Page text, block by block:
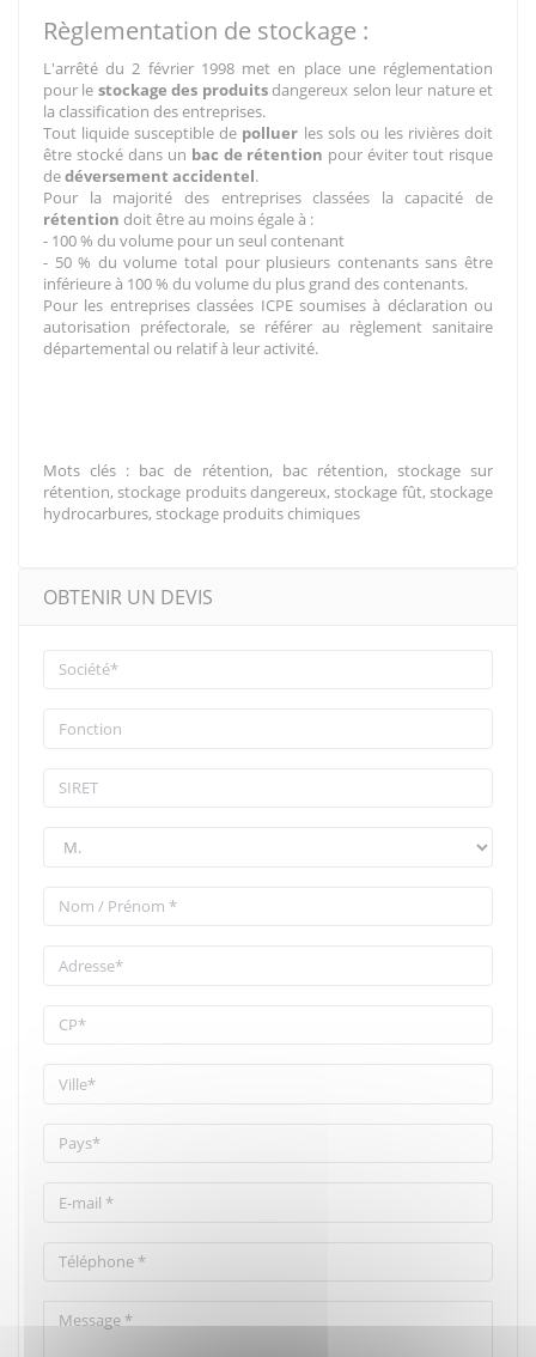
Règlementation de stockage :
L'arrêté du 2 février 1998 met en place une réglementation
pour le stockage des produitsdangereux selon leur nature et
la classification des entreprises.
Tout liquide susceptible de polluer les sols ou les rivières doit
être stocké dans un bac de rétention pour éviter tout risque
dedéversement accidentel.
Pour la majorité des entreprises classées la capacité de
rétention doit être au moins égale à :
- 100 % du volume pour un seul contenant
- 50 % du volume total pour plusieurs contenants sans être
inférieure à 100 % du volume du plus grand des contenants.
Pour les entreprises classées ICPE soumises à déclaration ou
autorisation préfectorale, se référer au règlement sanitaire
départemental ou relatif à leur activité.
Mots clés : bac de rétention, bac rétention, stockage sur
rétention, stockage produits dangereux, stockage fût, stockage
hydrocarbures, stockage produits chimiques
OBTENIR UN DEVIS